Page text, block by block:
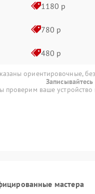
1180 р
780 р
480 р
ориентировочные,
проверим ваше устройство
мастера